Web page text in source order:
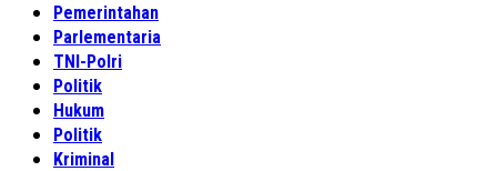
Pemerintahan
Parlementaria
TNI-Polri
Politik
Hukum
Politik
Kriminal